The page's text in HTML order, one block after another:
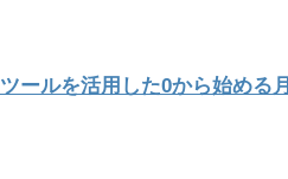
ールを活用した0から始める